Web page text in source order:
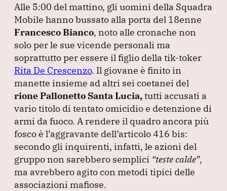
c
e
b
o
o
k
k
e
dI
n
at
s
A
p
p
e
gr
a
m
ai
l
Alle 5:00 del mattino, gli uomini della Squadra
Mobile hanno bussato alla porta del 18enne
Francesco Bianco, noto alle cronache non
solo per le sue vicende personali ma
soprattutto per essere il figlio della tik-toker
Rita De Crescenzo. Il giovane è finito in
manette insieme ad altri sei coetanei del
rione Pallonetto Santa Lucia,tutti accusati a
vario titolo di tentato omicidio e detenzione di
armi da fuoco. A rendere il quadro ancora più
fosco è l’aggravante dell’articolo 416 bis:
secondo gli inquirenti, infatti, le azioni del
gruppo non sarebbero semplici “teste calde”,
ma avrebbero agito con metodi tipici delle
associazioni mafiose.